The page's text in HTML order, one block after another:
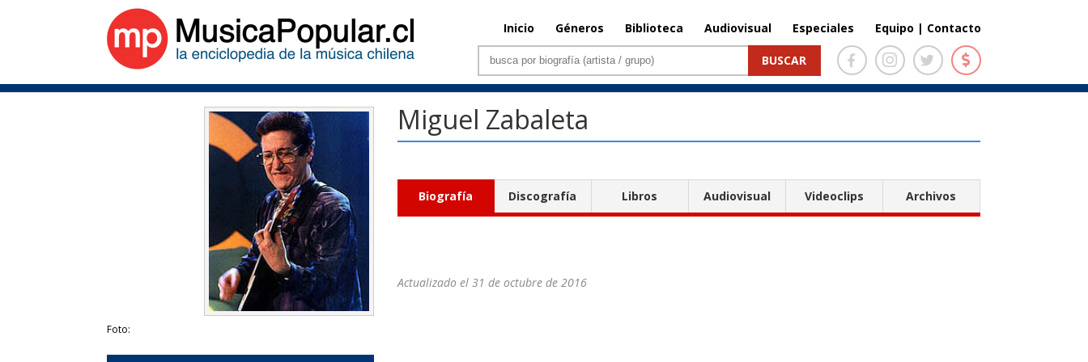
Inicio Géneros Biblioteca Audiovisual Especiales Equipo | Contacto
Foto:
Miguel Zabaleta
Biografía Discografía Libros Audiovisual Videoclips Archivos
Actualizado el 31 de octubre de 2016